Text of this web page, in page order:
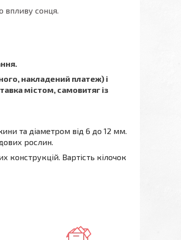
впливу сонця.
накладений платеж) і
містом, самовитяг із
та діаметром від 6 до 12 мм.
рослин.
конструкцій. Вартість кілочок